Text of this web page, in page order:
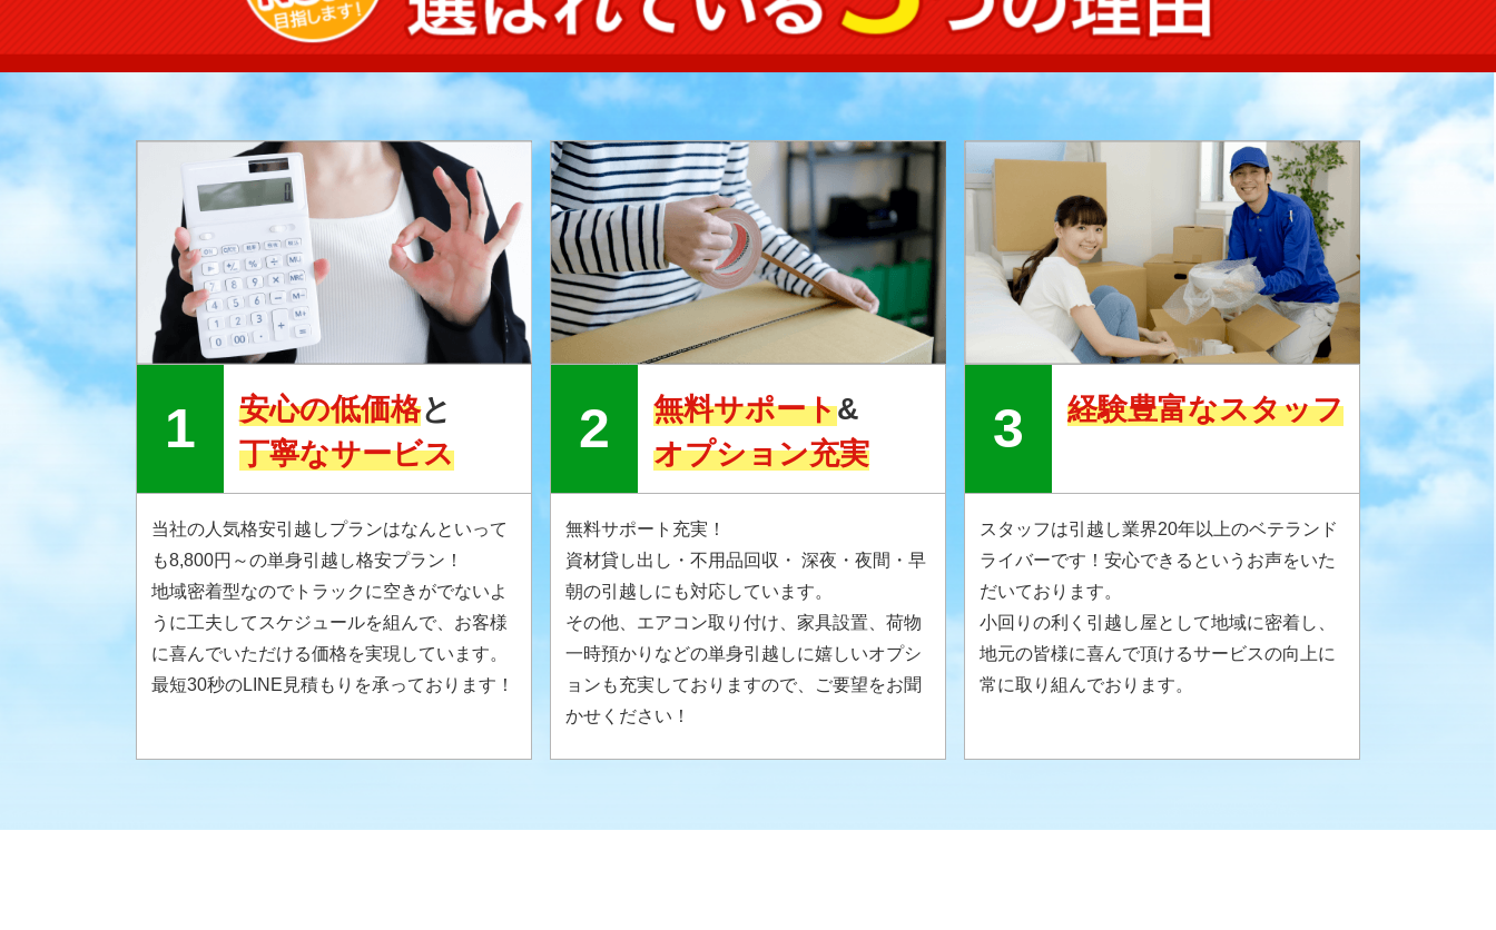
安心の低価格と
丁寧なサービス
当社の人気格安引越しプランはなんといって
も8,800円～の単身引越し格安プラン！
地域密着型なのでトラックに空きがでないよ
うに工夫してスケジュールを組んで、お客様
に喜んでいただける価格を実現しています。
最短30秒のLINE見積もりを承っております！
無料サポート&
オプション充実
無料サポート充実！
資材貸し出し・不用品回収・ 深夜・夜間・早
朝の引越しにも対応しています。
その他、エアコン取り付け、家具設置、荷物
一時預かりなどの単身引越しに嬉しいオプシ
ョンも充実しておりますので、ご要望をお聞
かせください！
経験豊富なスタッフ
スタッフは引越し業界20年以上のベテランド
ライバーです！安心できるというお声をいた
だいております。
小回りの利く引越し屋として地域に密着し、
地元の皆様に喜んで頂けるサービスの向上に
常に取り組んでおります。